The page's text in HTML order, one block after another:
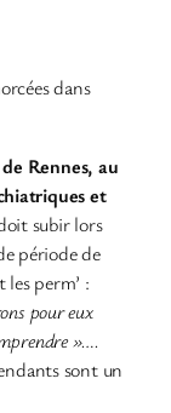
dans
Rennes, au
et
subir lors
période de
perm’ :
pour eux
»….
sont un